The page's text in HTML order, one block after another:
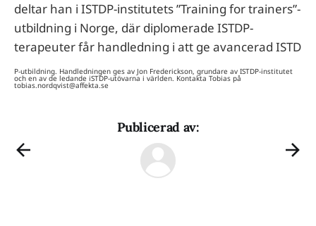
deltar han i ISTDP-institutets ”Training for trainers”-
utbildning i Norge, där diplomerade ISTDP-
terapeuter får handledning i att ge avancerad ISTD
P-utbildning. Handledningen ges av Jon Frederickson, grundare av ISTDP-institutet
och en av de ledande iSTDP-utövarna i världen. Kontakta Tobias på
tobias.nordqvist@affekta.se
Publicerad av: